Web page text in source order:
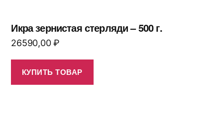
Икра зернистая стерляди – 500 г.
26590,00₽
КУПИТЬ ТОВАР